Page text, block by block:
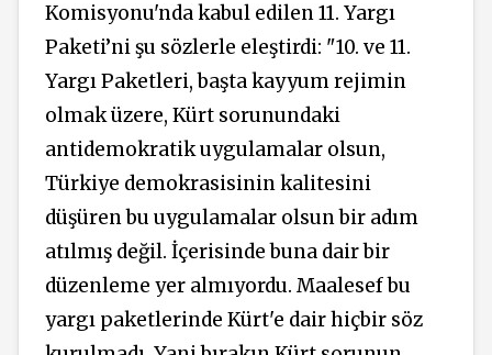
Komisyonu'nda kabul edilen 11. Yargı
Paketi’ni şu sözlerle eleştirdi: "10. ve 11.
Yargı Paketleri, başta kayyum rejimin
olmak üzere, Kürt sorunundaki
antidemokratik uygulamalar olsun,
Türkiye demokrasisinin kalitesini
düşüren bu uygulamalar olsun bir adım
atılmış değil. İçerisinde buna dair bir
düzenleme yer almıyordu. Maalesef bu
yargı paketlerinde Kürt'e dair hiçbir söz